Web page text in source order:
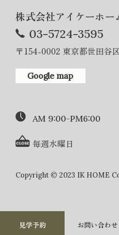
見学予約 お問い合わせ
株式会社アイケーホー
03-5724-3595
〒154-0002 東京都世田谷
Google map
AM 9:00-PM6:00
毎週水曜日
Copyright © 2023 IK HOME